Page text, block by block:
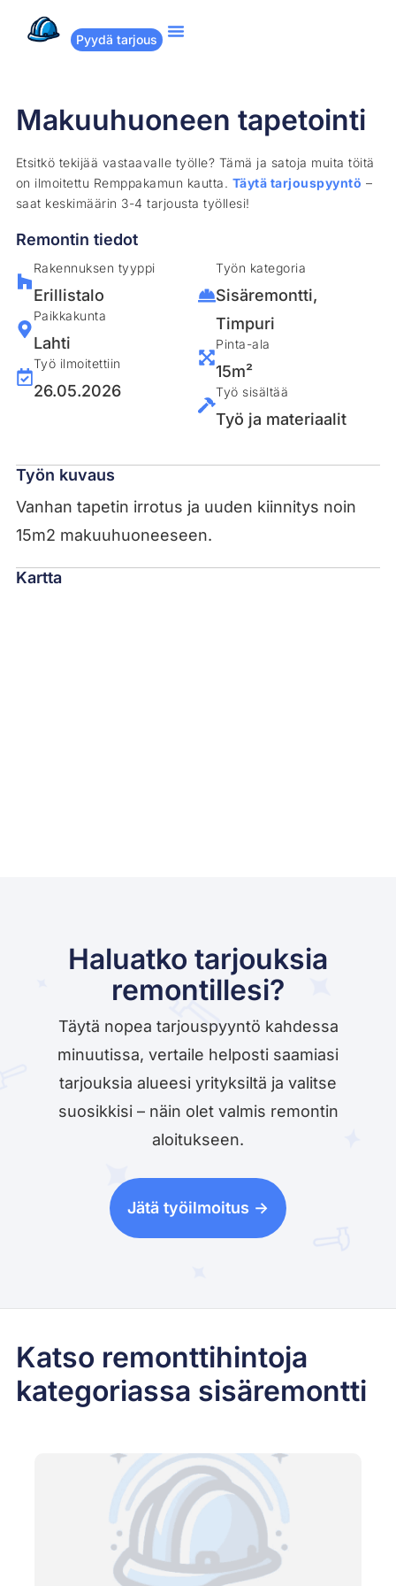
Pyydä tarjous
Makuuhuoneen tapetointi
Etsitkö tekijää vastaavalle työlle? Tämä ja satoja muita töitä
on ilmoitettu Remppakamun kautta. Täytä tarjouspyyntö –
saat keskimäärin 3-4 tarjousta työllesi!
Remontin tiedot
Rakennuksen tyyppi
Erillistalo
Paikkakunta
Lahti
Työ ilmoitettiin
26.05.2026
Työn kategoria
Sisäremontti,
Timpuri
Pinta-ala
15m²
Työ sisältää
Työ ja materiaalit
Työn kuvaus
Vanhan tapetin irrotus ja uuden kiinnitys noin
15m2 makuuhuoneeseen.
Kartta
Haluatko tarjouksia
remontillesi?
Täytä nopea tarjouspyyntö kahdessa
minuutissa, vertaile helposti saamiasi
tarjouksia alueesi yrityksiltä ja valitse
suosikkisi – näin olet valmis remontin
aloitukseen.
Jätä työilmoitus ->
Katso remonttihintoja
kategoriassa sisäremontti